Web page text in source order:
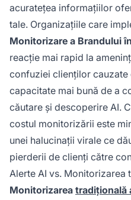
acuratețea informațiilor
tale. Organizațiile care
Monitorizare a Brandului
reacție mai rapid la
confuziei clienților cauzate
capacitate mai bună de a
căutare și descoperire AI.
costul monitorizării este
unei halucinații virale ce
pierderii de clienți către
Alerte AI vs. Monitorizarea
Monitorizarea tradițională